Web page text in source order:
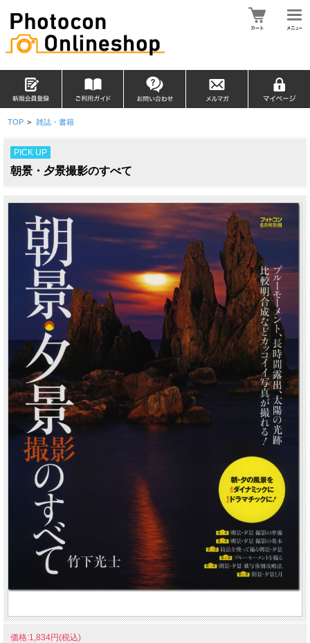
TOP > 雑誌・書籍
PICK UP
朝景・夕景撮影のすべて
価格:1,834円(税込)